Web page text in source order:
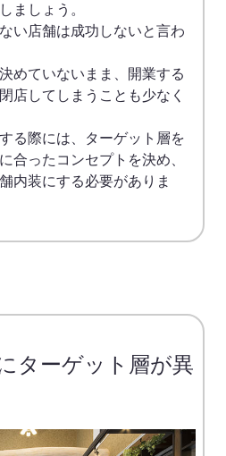
ましょう。
い店舗は成功しないと言わ
めていないまま、開業する
店してしまうことも少なく
る際には、ターゲット層を
合ったコンセプトを決め、
内装にする必要がありま
ターゲット層が異